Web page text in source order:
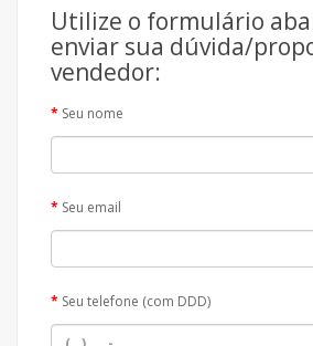
Utilize o formulário
enviar sua dúvida/
vendedor:
Seu nome
Seu email
Seu telefone (com DDD)